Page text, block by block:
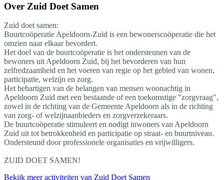
Over Zuid Doet Samen
Zuid doet samen:
Buurtcoöperatie Apeldoorn-Zuid is een bewonerscoöperatie die het
omzien naar elkaar bevordert.
Het doel van de buurtcoöperatie is het ondersteunen van de
bewoners uit Apeldoorn Zuid, bij het bevorderen van hun
zelfredzaamheid en het voeren van regie op het gebied van wonen,
participatie, welzijn en zorg.
Het behartigen van de belangen van mensen woonachtig in
Apeldoorn Zuid met een bestaande of een toekomstige "zorgvraag",
zowel in de richting van de Gemeente Apeldoorn als in de richting
van zorg- of welzijnaanbieders en zorgverzekeraars.
De buurtcoöperatie stimuleert en nodigt inwoners van Apeldoorn
Zuid uit tot betrokkenheid en participatie op straat- en buurtniveau.
Ondersteund door professionele organisaties en vrijwilligers.
ZUID DOET SAMEN!
Bekijk meer activiteiten van Zuid Doet Samen